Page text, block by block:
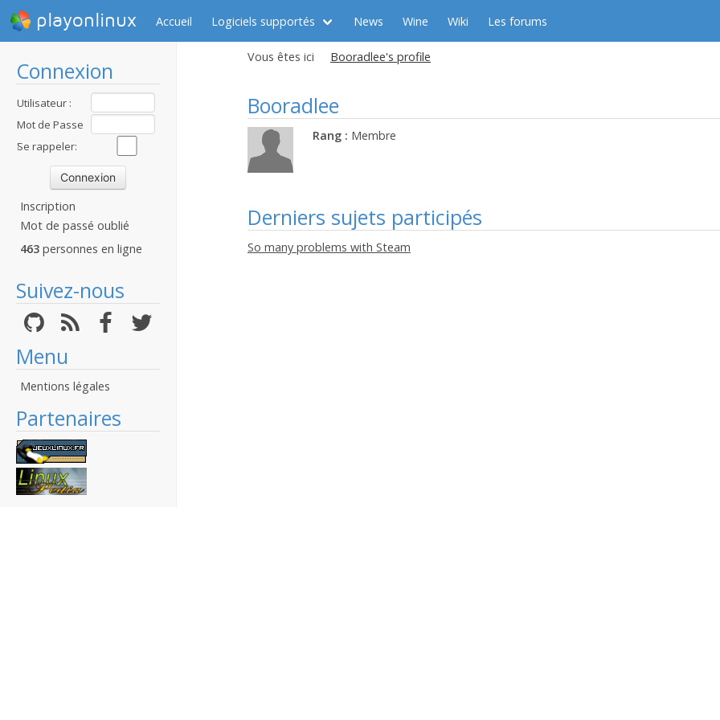
playonlinux Accueil Logiciels supportés News Wine Wiki Les forums
Connexion
Utilisateur :
Mot de Passe
:Se rappeler:
Inscription
Mot de passé oublié
463 personnes en ligne
Suivez-nous
Menu
Mentions légales
Partenaires
Vous êtes ici Booradlee's profile
Booradlee
Rang : Membre
Derniers sujets participés
So many problems with Steam